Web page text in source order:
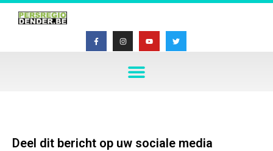
Deel dit bericht op uw sociale media